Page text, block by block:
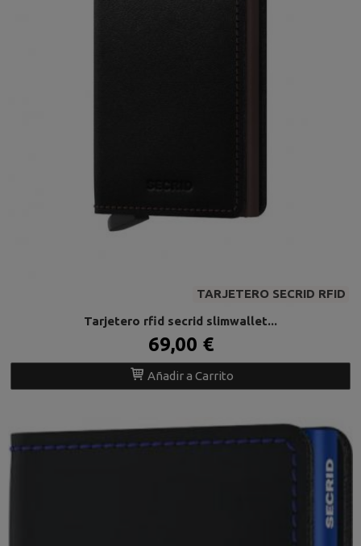
TARJETERO SECRID RFID
Tarjetero rfid secrid slimwallet...
69,00 €
Añadir a Carrito